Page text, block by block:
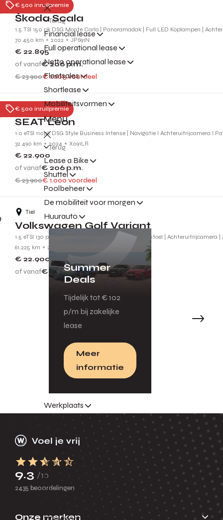
Terug
Financial lease
Full operational lease
Netto operational lease
Fleetsales
Shortlease
Mobiliteitsvormen
Menu
Terug
Lease a Bike
Shuttel
Poolbeheer
De mobiliteit voor morgen
Huurauto
Summer
Deals
Tijdelijk tot € 102
p/m bij zakelijke
lease
Meer
informatie
Werkplaats
Werkplaats
Menu
€ 500 inruilpremie
Tiel
Škoda Scala
1.5 TSI 150 pk DSG Monte Carlo | Panoramadak | Full LED Koplampen |
70.450 km
2022 JPS91N
€ 22.895
of vanaf€ 206p.m.
€ 23.900€ 1.005 voordeel
€ 500 inruilpremie
Tiel
SEAT Leon
1.0 eTSI 110pk DSG Style Business Intense | Navigatie l Achteruitrijcamera l
32.490 km
2024 X091LR
€ 22.900
of vanaf€ 206 p.m.
€ 23.900€ 1.000 voordeel
Tiel
Volkswagen Golf Variant
1.5 eTSI 130 pk Life Business | Geheugen-/massagestoel |
61.225 km
2021
€ 22.900
of vanaf€ 206p.m.
Filteren
9.3 /10
2435 beoordelingen
Onze merken